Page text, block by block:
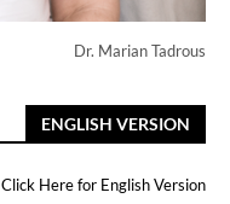
Dr. Marian Tadrous
ENGLISH VERSION
Click Here for English Version